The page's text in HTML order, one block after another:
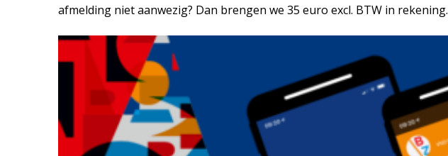
afmelding niet aanwezig? Dan brengen we 35 euro excl. BTW in rekening.